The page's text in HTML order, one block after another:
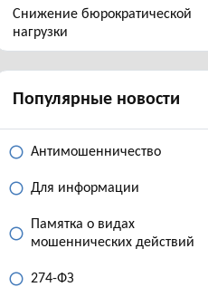
Снижение бюрократической
нагрузки
Популярные новости
Антимошенничество
Для информации
Памятка о видах
мошеннических действий
274-ФЗ